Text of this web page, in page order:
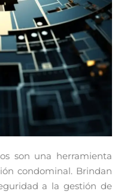
son una herramienta
condominal. Brindan
a la gestión de